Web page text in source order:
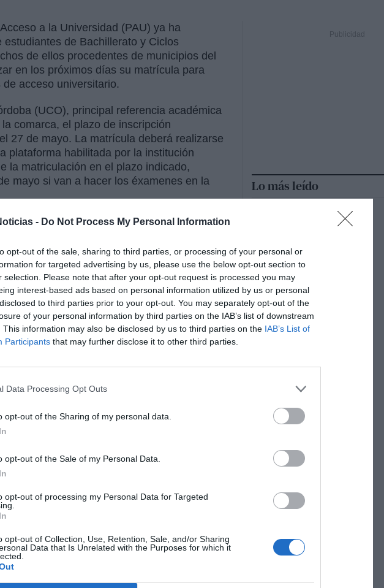
- Do Not Process My Personal Information
opt-out of the sale, sharing to third parties, or processing of your personal or
for targeted advertising by us, please use the below opt-out section to
selection. Please note that after your opt-out request is processed you may
interest-based ads based on personal information utilized by us or personal
to third parties prior to your opt-out. You may separately opt-out of the
of your personal information by third parties on the IAB’s list of downstream
This information may also be disclosed by us to third parties on the IAB’s List of
Participants that may further disclose it to other third parties.
Data Processing Opt Outs
opt-out of the Sharing of my personal data.
opt-out of the Sale of my Personal Data.
opt-out of processing my Personal Data for Targeted
opt-out of Collection, Use, Retention, Sale, and/or Sharing
Data that Is Unrelated with the Purposes for which it
a la Universidad (PAU) ya ha
de Bachillerato y Ciclos
de ellos procedentes de municipios del
en los próximos días su matrícula para
acceso universitario.
(UCO), principal referencia académica
comarca, el plazo de inscripción
27 de mayo. La matrícula deberá realizarse
plataforma habilitada por la institución
la matriculación en el plazo indicado,
mayo si van a hacer los éxamenes en la
se celebrará los días 2, 3 y 4 de junio,
lugar entre el 30 de junio y el 2 de julio,
Comisión Coordinadora Interuniversitaria de
previo en el campus virtual de la universidad,
necesarias antes de formalizar la
el alumnado deberá seleccionar las
y abonar las tasas correspondientes.
que se presentan por primera vez deberán
cuatro materias de la Fase de Acceso,
Formativos o quienes quieran subir nota
de Admisión.
solicita información de contacto y
pago de tasas para familias numerosas,
de violencia de género o terrorismo.
específicas para estudiantes con
online mediante tarjeta bancaria, sin
entidad financiera.
Lo más leído